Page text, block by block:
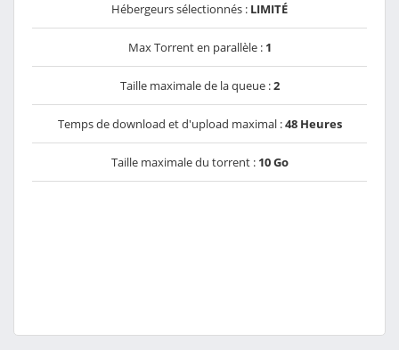
Hébergeurs sélectionnés : LIMITÉ
Max Torrent en parallèle : 1
Taille maximale de la queue :2
Temps de download et d'upload maximal :48 Heures
Taille maximale du torrent : 10 Go